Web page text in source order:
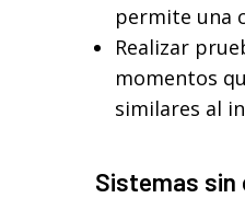
permite una
Realizar
momentos
similares al
Sistemas sin